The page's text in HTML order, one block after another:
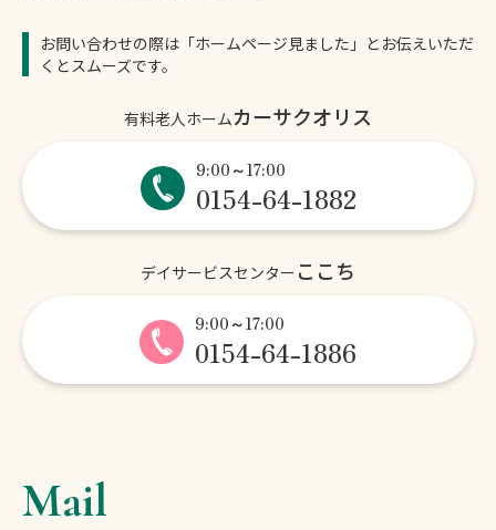
お問い合わせの際は「ホームページ見ました」とお伝えいただ
くとスムーズです。
有料老人ホームカーサクオリス
9:00～17:00
0154-64-1882
デイサービスセンター ここち
9:00～17:00
0154-64-1886
Mail